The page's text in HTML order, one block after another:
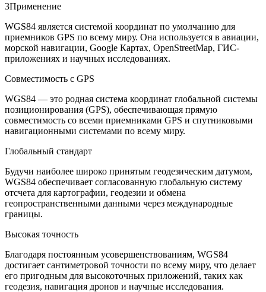
3Применение
WGS84 является системой координат по умолчанию для
приемников GPS по всему миру. Она используется в авиации,
морской навигации, Google Картах, OpenStreetMap, ГИС-
приложениях и научных исследованиях.
Совместимость с GPS
WGS84 — это родная система координат глобальной системы
позиционирования (GPS), обеспечивающая прямую
совместимость со всеми приемниками GPS и спутниковыми
навигационными системами по всему миру.
Глобальный стандарт
Будучи наиболее широко принятым геодезическим датумом,
WGS84 обеспечивает согласованную глобальную систему
отсчета для картографии, геодезии и обмена
геопространственными данными через международные
границы.
Высокая точность
Благодаря постоянным усовершенствованиям, WGS84
достигает сантиметровой точности по всему миру, что делает
его пригодным для высокоточных приложений, таких как
геодезия, навигация дронов и научные исследования.